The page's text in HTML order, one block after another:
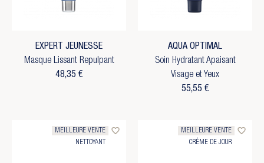
EXPERT JEUNESSE
Masque Lissant Repulpant
48,35 €
AQUA OPTIMAL
Soin Hydratant Apaisant
Visage et Yeux
55,55 €
MEILLEURE VENTE
NETTOYANT
favorite_border
MEILLEURE VENTE
CRÈME DE JOUR
favorite_border